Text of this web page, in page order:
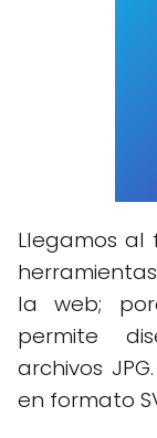
Llegamos
la web;
permite
archivos
en formato